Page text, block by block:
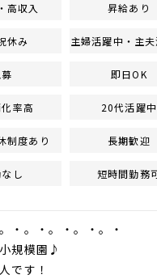
高収入 昇給あり
休み 主婦活躍中・主
即日OK
率高 20代活躍中
制度あり 長期歓迎
し 短時間勤務
・。・。・。・。・
規模園♪
です！